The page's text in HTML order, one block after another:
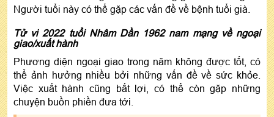
Người tuổi này có thể gặp các vấn đề về bệnh tuổi già.
Tử vi 2022 tuổi Nhâm Dần 1962 nam mạng về ngoại
giao/xuất hành
Phương diện ngoại giao trong năm không được tốt, có
thể ảnh hưởng nhiều bởi những vấn đề về sức khỏe.
Việc xuất hành cũng bất lợi, có thể còn gặp những
chuyện buồn phiền đưa tới.